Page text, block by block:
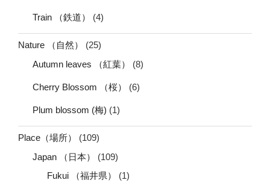
Train （鉄道） (4)
Nature （自然）
(25)
Autumn leaves （紅葉）
(8)
Cherry Blossom （桜） (6)
Plum blossom (梅) (1)
Place（場所）
(109)
Japan （日本）
(109)
Fukui （福井県）
(1)